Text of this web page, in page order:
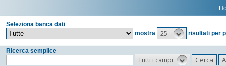
Seleziona banca dati
mostra
25 risultati per
Ricerca semplice
Tutti i campi